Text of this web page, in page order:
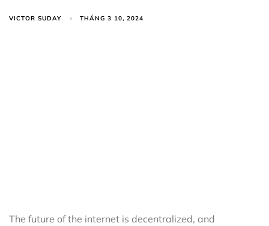
VICTOR SUDAY THÁNG 3 10, 2024
The future of the internet is decentralized, and